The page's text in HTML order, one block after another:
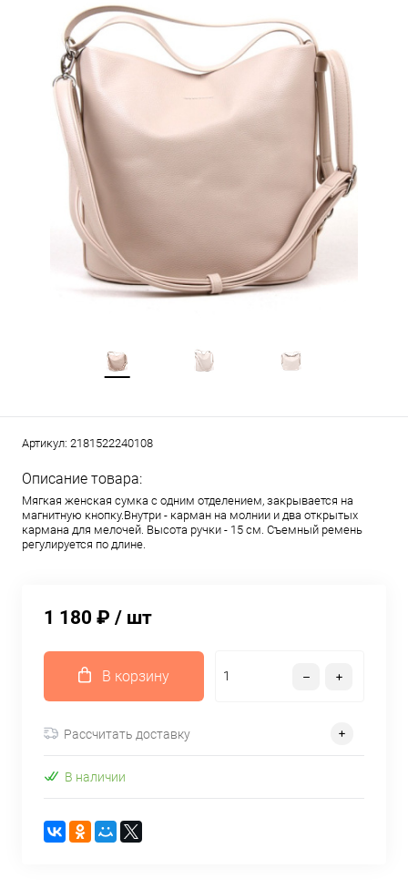
Артикул: 2181522240108
Описание товара:
Мягкая женская сумка с одним отделением, закрывается на
магнитную кнопку.Внутри - карман на молнии и два открытых
кармана для мелочей. Высота ручки - 15 см. Съемный ремень
регулируется по длине.
1 180 ₽ / шт
В корзину
Рассчитать доставку
В наличии